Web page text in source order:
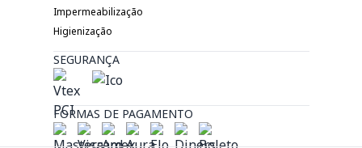
Impermeabilização
Higienização
SEGURANÇA
FORMAS DE PAGAMENTO